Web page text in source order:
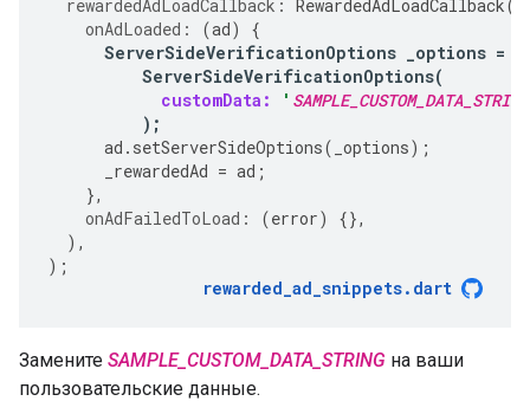
rewardedAdLoadCallback: RewardedAdLoadCallback(
onAdLoaded:
(ad)
{
ServerSideVerificationOptions
_options =
ServerSideVerificationOptions(
customData:
' SAMPLE_CUSTOM_DATA_STRING
);
ad . setServerSideOptions( _options);
_rewardedAd = ad ;
},
onAdFailedToLoad:
(error)
{},
),
);
rewarded_ad_snippets. dart
Замените SAMPLE_CUSTOM_DATA_STRING на ваши
пользовательские данные.